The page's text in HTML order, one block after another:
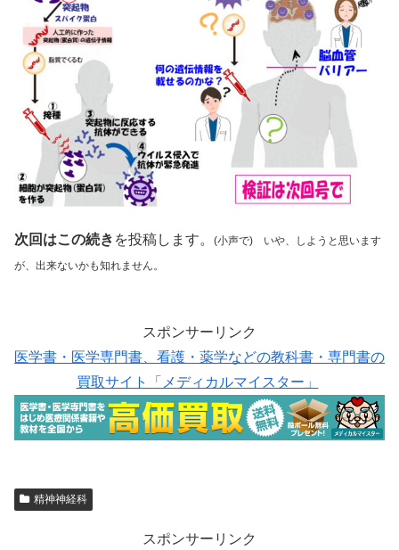
次回はこの続き を投稿します。
(小声で) いや、しようと思います
が、出来ないかも知れません。
スポンサーリンク
医学書・医学専門書、看護・薬学などの教科書・専門書の
買取サイト「メディカルマイスター」
精神神経科
スポンサーリンク